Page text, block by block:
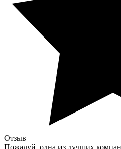
Отзыв